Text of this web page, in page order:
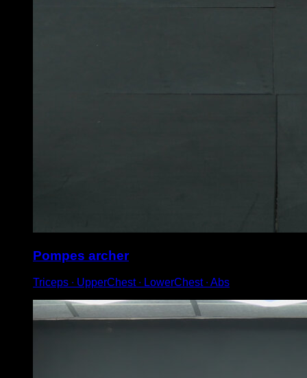
Pompes archer
Triceps ∙ UpperChest ∙ LowerChest ∙ Abs